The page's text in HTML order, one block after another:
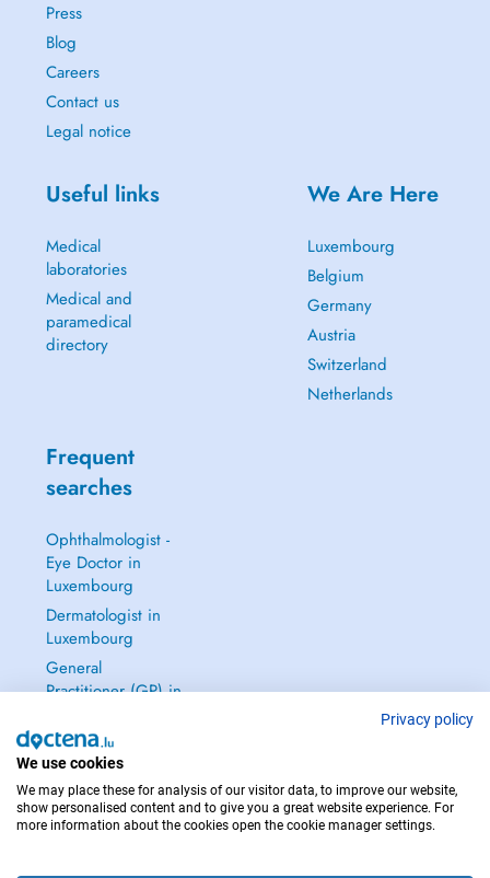
Press
Blog
Careers
Contact us
Legal notice
Useful links
Medical
laboratories
Medical and
paramedical
directory
We Are Here
Luxembourg
Belgium
Germany
Austria
Switzerland
Netherlands
Frequent
searches
Ophthalmologist -
Eye Doctor in
Luxembourg
Dermatologist in
Luxembourg
General
Practitioner (GP) in
Gynecologist in
Luxembourg
See all →
Privacy policy
We use cookies
We may place these for analysis of our visitor data, to improve our website,
show personalised content and to give you a great website experience. For
more information about the cookies open the cookie manager settings.